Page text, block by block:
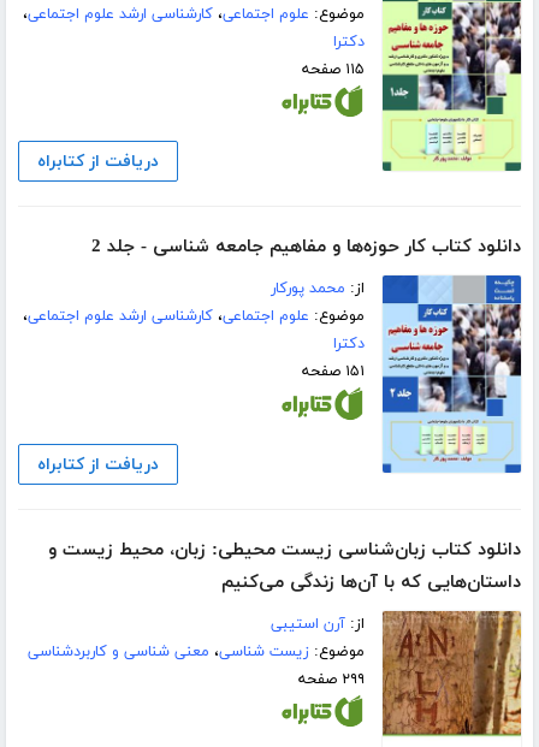
موضوع: علوم اجتماعی،کارشناسی ارشد علوم اجتماعی،
دکترا
۱۱۵ صفحه
دریافت از کتابراه
دانلود کتاب کار حوزه‌ها و مفاهیم جامعه شناسی - جلد 2
از: محمد پورکار
موضوع: علوم اجتماعی،کارشناسی ارشد علوم اجتماعی،
دکترا
۱۵۱ صفحه
دریافت از کتابراه
دانلود کتاب زبان‌شناسی زیست محیطی: زبان، محیط زیست و
داستان‌هایی که با آن‌ها زندگی می‌کنیم
از:آرن استیبی
موضوع:زیست شناسی، معنی شناسی و کاربردشناسی
۲۹۹ صفحه